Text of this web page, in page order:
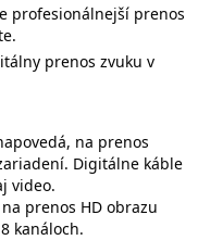
profesionálnejší prenos
prenos zvuku v
na prenos
Digitálne káble
video.
prenos HD obrazu
kanáloch.